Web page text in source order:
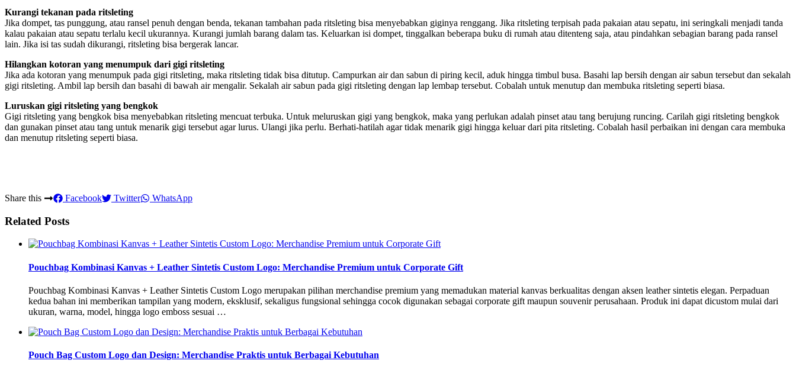
Kurangi tekanan pada ritsleting
Jika dompet, tas punggung, atau ransel penuh dengan benda, tekanan tambahan pada ritsleting bisa menyebabkan giginya renggang. Jika ritsleting terpisah pada pakaian atau sepatu, ini seringkali menjadi tanda
kalau pakaian atau sepatu terlalu kecil ukurannya. Kurangi jumlah barang dalam tas. Keluarkan isi dompet, tinggalkan beberapa buku di rumah atau ditenteng saja, atau pindahkan sebagian barang pada ransel
lain. Jika isi tas sudah dikurangi, ritsleting bisa bergerak lancar.
Hilangkan kotoran yang menumpuk dari gigi ritsleting
Jika ada kotoran yang menumpuk pada gigi ritsleting, maka ritsleting tidak bisa ditutup. Campurkan air dan sabun di piring kecil, aduk hingga timbul busa. Basahi lap bersih dengan air sabun tersebut dan sekalah
gigi ritsleting. Ambil lap bersih dan basahi di bawah air mengalir. Sekalah air sabun pada gigi ritsleting dengan lap lembap tersebut. Cobalah untuk menutup dan membuka ritsleting seperti biasa.
Luruskan gigi ritsleting yang bengkok
Gigi ritsleting yang bengkok bisa menyebabkan ritsleting mencuat terbuka. Untuk meluruskan gigi yang bengkok, maka yang perlukan adalah pinset atau tang berujung runcing. Carilah gigi ritsleting bengkok
dan gunakan pinset atau tang untuk menarik gigi tersebut agar lurus. Ulangi jika perlu. Berhati-hatilah agar tidak menarik gigi hingga keluar dari pita ritsleting. Cobalah hasil perbaikan ini dengan cara membuka
dan menutup ritsleting seperti biasa.
Share this Facebook Twitter WhatsApp
Related Posts
Pouchbag Kombinasi Kanvas + Leather Sintetis Custom Logo: Merchandise Premium untuk Corporate Gift
Pouchbag Kombinasi Kanvas + Leather Sintetis Custom Logo merupakan pilihan merchandise premium yang memadukan material kanvas berkualitas dengan aksen leather sintetis elegan. Perpaduan
kedua bahan ini memberikan tampilan yang modern, eksklusif, sekaligus fungsional sehingga cocok digunakan sebagai corporate gift maupun souvenir perusahaan. Produk ini dapat dicustom mulai dari
ukuran, warna, model, hingga logo emboss sesuai …
Pouch Bag Custom Logo dan Design: Merchandise Praktis untuk Berbagai Kebutuhan